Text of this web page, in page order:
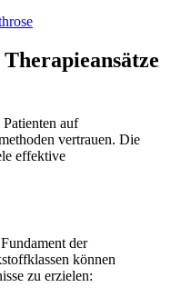
auf
vertrauen. Die
effektive
der
können
zu erzielen: